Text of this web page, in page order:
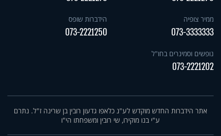
ממיר צופיה
073-3333333
הידברות שופס
073-2221250
נופשים וסמינרים בחו"ל
073-2221202
אתר הידברות החדש מוקדש לע"נ כלאפו גדעון רובין בן שרינה ז"ל. נתרם
ע"י בנו מוקירו, שי רובין ומשפחתו הי"ו